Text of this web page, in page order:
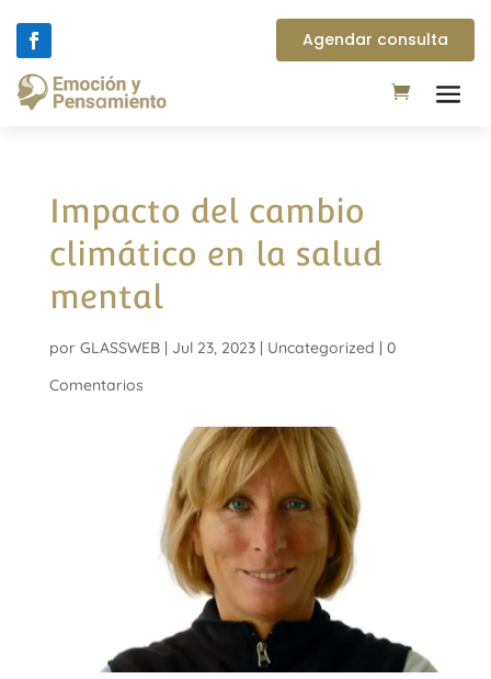
Agendar consulta
Impacto del cambio
climático en la salud
mental
por GLASSWEB| Jul 23, 2023| Uncategorized | 0
Comentarios